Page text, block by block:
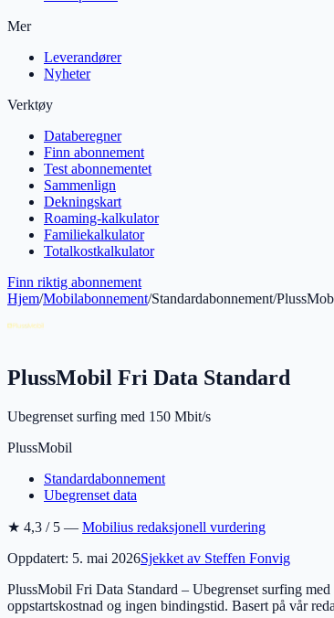
Mer
Leverandører
Nyheter
Verktøy
Databeregner
Finn abonnement
Test abonnementet
Sammenlign
Dekningskart
Roaming-kalkulator
Familiekalkulator
Totalkostkalkulator
Finn riktig abonnement
Hjem/Mobilabonnement/Standardabonnement/
PlussMobil Fri Data Standard
Ubegrenset surfing med 150 Mbit/s
PlussMobil
Standardabonnement
Ubegrenset data
★ 4,3 / 5 — Mobilius redaksjonell vurdering
Oppdatert: 5. mai 2026Sjekket av Steffen Fonvig
PlussMobil Fri Data Standard – Ubegrenset surfing
oppstartskostnad og ingen bindingstid. Basert på vår